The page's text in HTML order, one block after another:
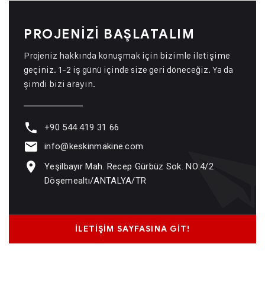
PROJENIZI BAŞLATALIM
Projeniz hakkında konuşmak için bizimle iletişime
geçiniz. 1-2 iş günü içinde size geri döneceğiz. Ya da
şimdi bizi arayın.
+90 544 419 31 66
info@keskinmakine.com
Yeşilbayır Mah. Recep Gürbüz Sok. NO:4/2
Döşemealtı/ANTALYA/TR
İLETIŞIM SAYFASINA GIT!